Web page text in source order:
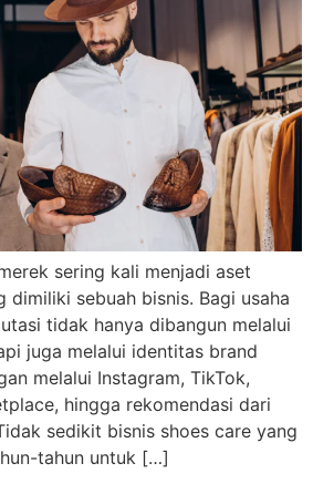
sering kali menjadi aset
dimiliki sebuah bisnis. Bagi usaha
tidak hanya dibangun melalui
juga melalui identitas brand
melalui Instagram, TikTok,
hingga rekomendasi dari
sedikit bisnis shoes care yang
tahun untuk […]